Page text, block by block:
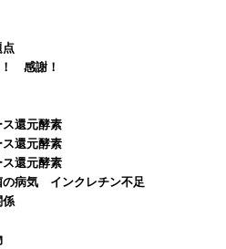
感謝！
還元酵素
還元酵素
還元酵素
の病気 インクレチン不足